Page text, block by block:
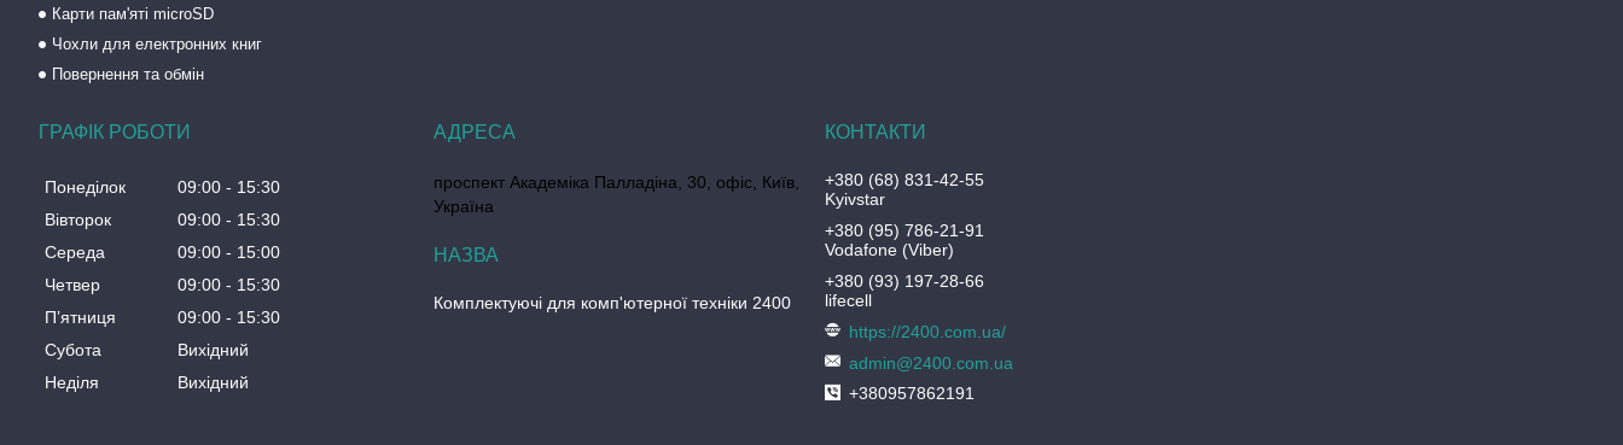
Карти пам'яті microSD
Чохли для електронних книг
Повернення та обмін
ГРАФІК РОБОТИ
Понеділок 09:00
15:30
Вівторок
09:00
15:30
Середа
09:00
15:00
Четвер
09:00
15:30
Пʼятниця
09:00
15:30
Субота
Вихідний
Неділя
Вихідний
проспект Академіка Палладіна, 30, офіс, Київ,
Україна
Комплектуючі для комп'ютерної техніки 2400
+380 (68) 831-42-55
Kyivstar
+380 (95) 786-21-91
Vodafone (Viber)
+380 (93) 197-28-66
lifecell
https://2400.com.ua/
admin@2400.com.ua
+380957862191